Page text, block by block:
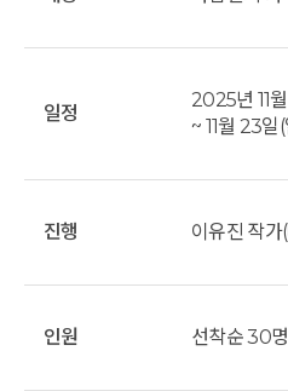
일정
2025년 11
~ 11월 23일
진행 이유진 작가
인원 선착순 30